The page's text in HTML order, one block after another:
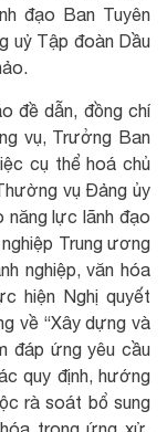
đạo Ban Tuyên
uỷ Tập đoàn Dầu
đề dẫn, đồng chí
vụ, Trưởng Ban
cụ thể hoá chủ
vụ Đảng ủy
năng lực lãnh đạo
Trung ương
nghiệp, văn hóa
hiện Nghị quyết
về “Xây dựng và
đáp ứng yêu cầu
quy định, hướng
rà soát bổ sung